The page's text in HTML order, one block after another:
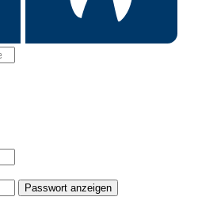
Passwort anzeigen